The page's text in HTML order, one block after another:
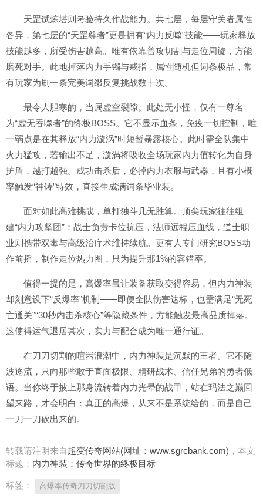
天罡试炼塔则考验持久作战能力。共七层，每层守关者属性
各异，第七层的“天罡尊者”更是拥有“内力反噬”技能——玩家释放
技能越多，所受伤害越高。唯有依靠普攻切割与走位周旋，方能
磨死对手。此地掉落内力手镯与戒指，属性随机但词条极品，常
有玩家为刷一条完美词缀反复挑战数十次。
最令人胆寒的，当属虚空裂隙。此处无小怪，仅有一尊名
为“虚无吞噬者”的终极BOSS。它不显示血条，免疫一切控制，唯
一弱点是在其释放“内力漩涡”时短暂暴露核心。此时需全队集中
火力猛攻，若输出不足，漩涡将吸收全场玩家内力值转化为自身
护盾，越打越强。成功击杀后，必掉内力衣服与武器，且有小概
率触发“神铸”特效，直接生成满词条毕业装。
面对如此高难挑战，单打独斗几无胜算。顶尖玩家往往组
建“内力攻坚团”：战士负责卡位抗压，法师远程压血线，道士职
业则携带双毒与高级治疗术维持续航。更有人专门研究BOSS动
作前摇，制作走位热力图，只为提升那1%的容错率。
值得一提的是，高爆率虽让装备获取变得容易，但内力神装
却刻意设下“反爆率”机制——即便全队伤害达标，也需满足“无死
亡通关”“30秒内击杀核心”等隐藏条件，方能触发最高品质掉落。
这使得运气退居其次，实力与配合成为唯一通行证。
在刀刀切割的喧嚣浪潮中，内力神装是沉默的王者。它不随
波逐流，只向那些敢于直面极限、精研战术、信任兄弟的勇者低
语。当你终于披上那身流转着内力光晕的战甲，站在玛法之巅回
望来路，才会明白：真正的高爆，从来不是系统给的，而是自己
一刀一刀砍出来的。
转载请注明来自超变传奇网站(网址：www.sgrcbank.com) ，本文
标题： 内力神装：传奇世界的终极目标
标签： 高爆率传奇刀刀切割版